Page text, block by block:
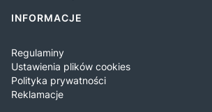
INFORMACJE
Regulaminy
Ustawienia plików cookies
Polityka prywatności
Reklamacje